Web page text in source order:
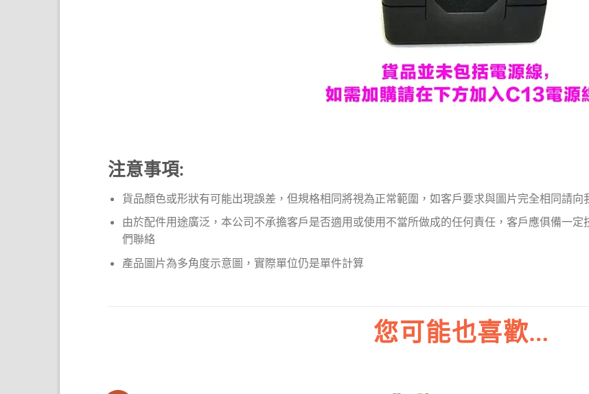
注意事項:
貨品顏色或形狀有可能出現誤差，但規格相同將視為正常範圍，如客戶要求與圖片完全相同請向
由於配件用途廣泛，本公司不承擔客戶是否適用或使用不當所做成的任何責任，客戶應俱備一
們聯絡
產品圖片為多角度示意圖，實際單位仍是單件計算
您可能也喜歡…